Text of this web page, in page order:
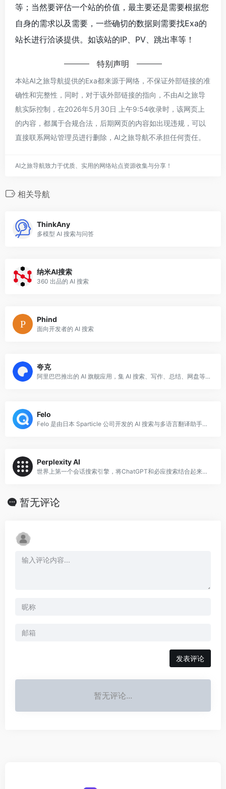
等；当然要评估一个站的价值，最主要还是需要根据您
自身的需求以及需要，一些确切的数据则需要找Exa的
站长进行洽谈提供。如该站的IP、PV、跳出率等！
特别声明
本站AI之旅导航提供的Exa都来源于网络，不保证外部链接的准
确性和完整性，同时，对于该外部链接的指向，不由AI之旅导
航实际控制，在2026年5月30日 上午9:54收录时，该网页上
的内容，都属于合规合法，后期网页的内容如出现违规，可以
直接联系网站管理员进行删除，AI之旅导航不承担任何责任。
AI之旅导航致力于优质、实用的网络站点资源收集与分享！
相关导航
ThinkAny
多模型 AI 搜索与问答
纳米AI搜索
360 出品的 AI 搜索
Phind
面向开发者的 AI 搜索
夸克
阿里巴巴推出的 AI 旗舰应用，集 AI 搜索、写作、总结、网盘等能力于一体。
Felo
Felo 是由日本 Sparticle 公司开发的 AI 搜索与多语言翻译助手，主打跨语言信息获取与智能摘要能力，尤其擅长处理日语、中文、英语等多语言混合内容的
Perplexity AI
世界上第一个会话搜索引擎，将ChatGPT和必应搜索结合起来，既有ChatGPT式的问答，又像普通搜索引擎那样能够给出链接。免费使用，没有任何限制。
暂无评论
发表评论
暂无评论...